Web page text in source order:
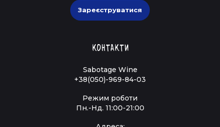
Зареєструватися
Контакти
Sabotage Wine
+38(050)-969-84-03
Режим роботи
Пн.-Нд. 11:00-21:00